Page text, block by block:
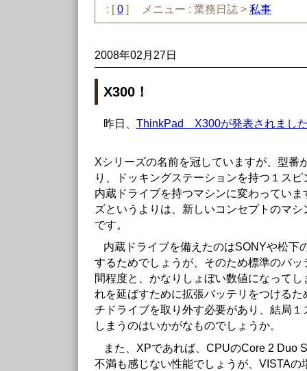
: [0 ] メニュー : 業務日誌 > 私事
2008年02月27日
X300！
昨日、 ThinkPad X300が発表されまし
Xシリーズの名前を冠していますが、型番
り、ドッキングステーションを持つ１ス
内蔵ドライブを持つマシンに変わってい
ズというよりは、新しいコンセプトのマ
です。
内蔵ドライブを備えたのはSONYや松下
するためでしょうが、そのため標準のバ
間程度と、かなりしょぼい数値になって
れを延ばすために拡張バッテリをつける
チドライブを取り外す必要があり、結局
しまうのはいかがなものでしょうか。
また、XPであれば、CPUのCore 2 Duo
不満も感じない性能でしょうが、VISTAの